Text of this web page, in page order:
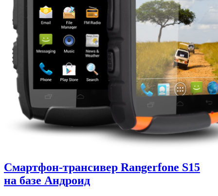
Смартфон-трансивер Rangerfone S15
на базе Андроид